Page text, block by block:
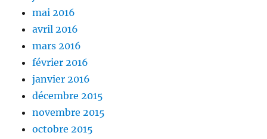
mai 2016
avril 2016
mars 2016
février 2016
janvier 2016
décembre 2015
novembre 2015
octobre 2015